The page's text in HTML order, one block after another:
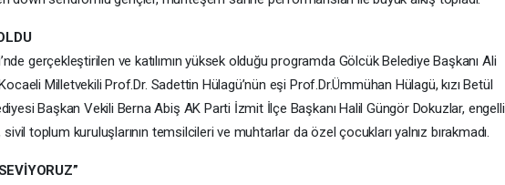
gerçekleştirilen ve katılımın yüksek olduğu programda Gölcük Belediye Başkanı Ali
Kocaeli Milletvekili Prof.Dr. Sadettin Hülagü’nün eşi Prof.Dr.Ümmühan Hülagü, kızı Betül
Başkan Vekili Berna Abiş AK Parti İzmit İlçe Başkanı Halil Güngör Dokuzlar, engelli
toplum kuruluşlarının temsilcileri ve muhtarlar da özel çocukları yalnız bırakmadı.